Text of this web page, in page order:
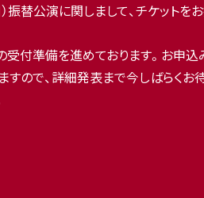
公演に関しまして、チケットを
受付準備を進めております。お
ので、詳細発表まで今しばらくお